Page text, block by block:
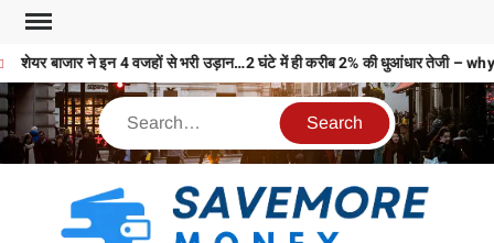
शेयर बाजार ने इन 4 वजहों से भरी उड़ान…2 घंटे में ही करीब 2% की धुआंधार